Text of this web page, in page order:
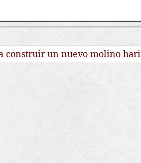
construir un nuevo molino